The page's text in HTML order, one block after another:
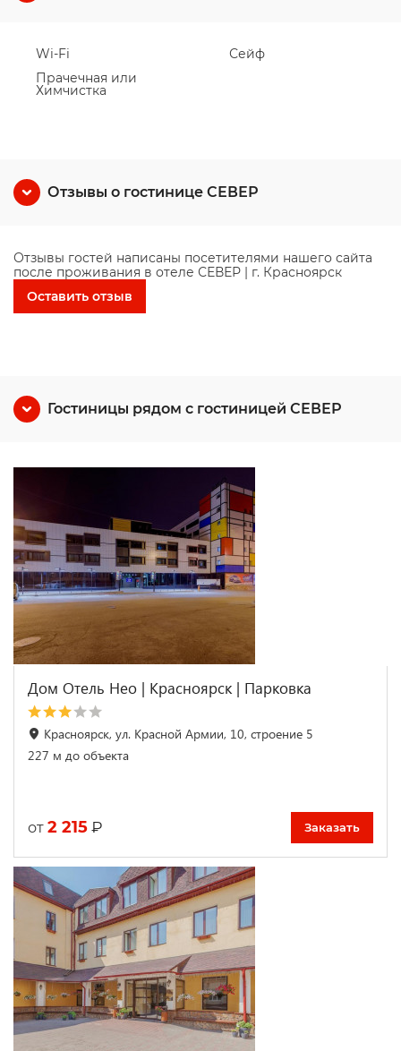
Wi-Fi
Прачечная или
Химчистка
Сейф
Отзывы о гостинице СЕВЕР
Отзывы гостей написаны посетителями нашего сайта
после проживания в отеле СЕВЕР | г. Красноярск
Оставить отзыв
Гостиницы рядом с гостиницей СЕВЕР
Дом Отель Нео | Красноярск | Парковка
Красноярск, ул. Красной Армии, 10, строение 5
227 м до объекта
от 2 215 ₽ Заказать